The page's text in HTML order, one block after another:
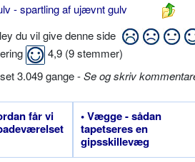
- spartling af ujævnt gulv
du vil give denne side
4,9 (9stemmer)
3.049 gange -Se og skriv
får vi
• Vægge - sådan
tapetseres en
gipsskillevæg